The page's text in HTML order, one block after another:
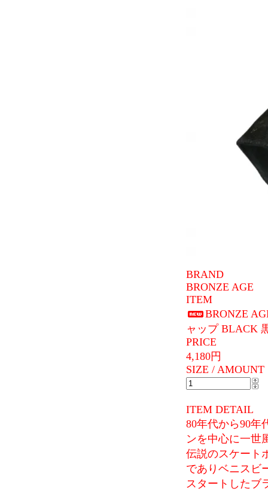
BRAND
BRONZE AGE
ITEM
BRONZE
ャップ BLACK
PRICE
4,180円
SIZE / AMOUNT
ITEM DETAIL
80年代から90年
ンを中心に一世
伝説のスケート
でありベニスビ
スタートしたブ